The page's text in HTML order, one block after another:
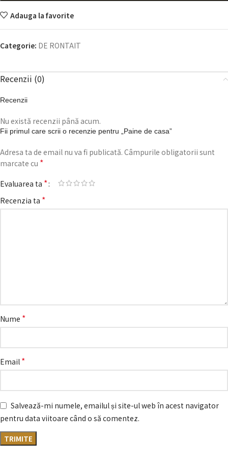
Adauga la favorite
Categorie: DE RONTAIT
Recenzii (0)
Recenzii
Nu există recenzii până acum.
Fii primul care scrii o recenzie pentru „Paine de casa”
Adresa ta de email nu va fi publicată. Câmpurile obligatorii sunt
marcate cu *
Evaluarea ta *
Recenzia ta *
Nume *
Email *
Salvează-mi numele, emailul și site-ul web în acest navigator
pentru data viitoare când o să comentez.